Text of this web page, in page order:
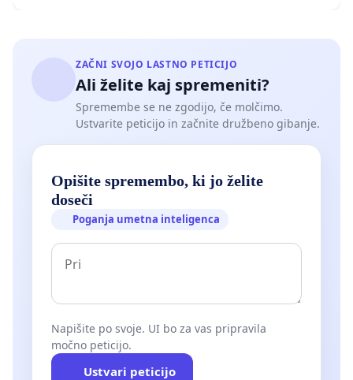
ZAČNI SVOJO LASTNO PETICIJO
Ali želite kaj spremeniti?
Spremembe se ne zgodijo, če molčimo.
Ustvarite peticijo in začnite družbeno gibanje.
Opišite spremembo, ki jo želite
doseči
Poganja umetna inteligenca
Napišite po svoje. UI bo za vas pripravila
močno peticijo.
Ustvari peticijo